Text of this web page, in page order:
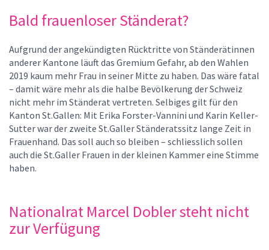
Bald frauenloser Ständerat?
Aufgrund der angekündigten Rücktritte von Ständerätinnen
anderer Kantone läuft das Gremium Gefahr, ab den Wahlen
2019 kaum mehr Frau in seiner Mitte zu haben. Das wäre fatal
– damit wäre mehr als die halbe Bevölkerung der Schweiz
nicht mehr im Ständerat vertreten. Selbiges gilt für den
Kanton St.Gallen: Mit Erika Forster-Vannini und Karin Keller-
Sutter war der zweite St.Galler Ständeratssitz lange Zeit in
Frauenhand. Das soll auch so bleiben – schliesslich sollen
auch die St.Galler Frauen in der kleinen Kammer eine Stimme
haben.
Nationalrat Marcel Dobler steht nicht
zur Verfügung